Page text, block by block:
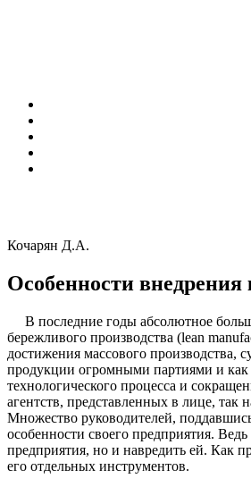
Кочарян Д.А.
Особенности
В последние годы абсолютное
бережливого производства (lean
достижения массового производства,
продукции огромными партиями и как
технологического процесса и
агентств, представленных в лице,
Множество руководителей,
особенности своего предприятия.
предприятия, но и навредить ей. Как
его отдельных инструментов.